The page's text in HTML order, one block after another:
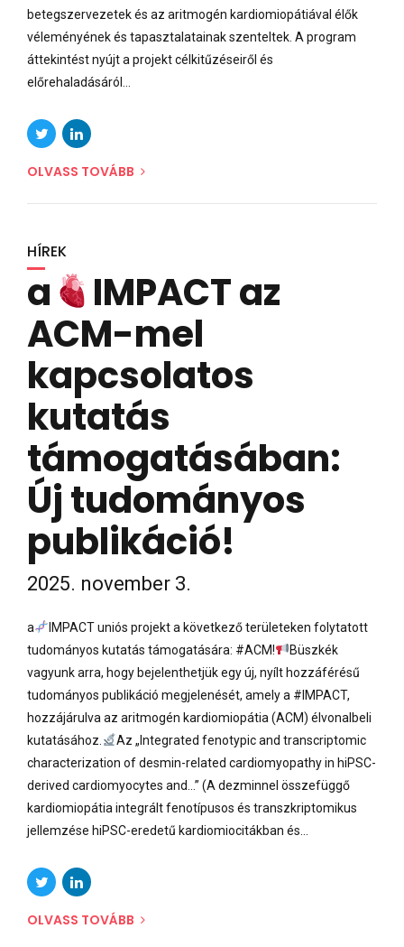
betegszervezetek és az aritmogén kardiomiopátiával élők
véleményének és tapasztalatainak szenteltek. A program
áttekintést nyújt a projekt célkitűzéseiről és
előrehaladásáról...
OLVASS TOVÁBB
HÍREK
a
IMPACT az
ACM-mel
kapcsolatos
kutatás
támogatásában:
Új tudományos
publikáció!
2025. november 3.
a
IMPACT uniós projekt a következő területeken folytatott
tudományos kutatás támogatására: #ACM!
Büszkék
vagyunk arra, hogy bejelenthetjük egy új, nyílt hozzáférésű
tudományos publikáció megjelenését, amely a #IMPACT,
hozzájárulva az aritmogén kardiomiopátia (ACM) élvonalbeli
kutatásához.
Az „Integrated fenotypic and transcriptomic
characterization of desmin-related cardiomyopathy in hiPSC-
derived cardiomyocytes and...” (A dezminnel összefüggő
kardiomiopátia integrált fenotípusos és transzkriptomikus
jellemzése hiPSC-eredetű kardiomiocitákban és...
OLVASS TOVÁBB